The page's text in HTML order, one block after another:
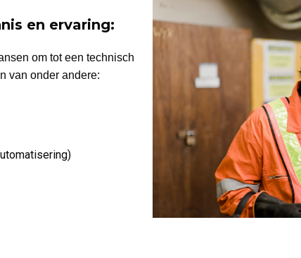
en ervaring:
om tot een technisch
van onder andere: